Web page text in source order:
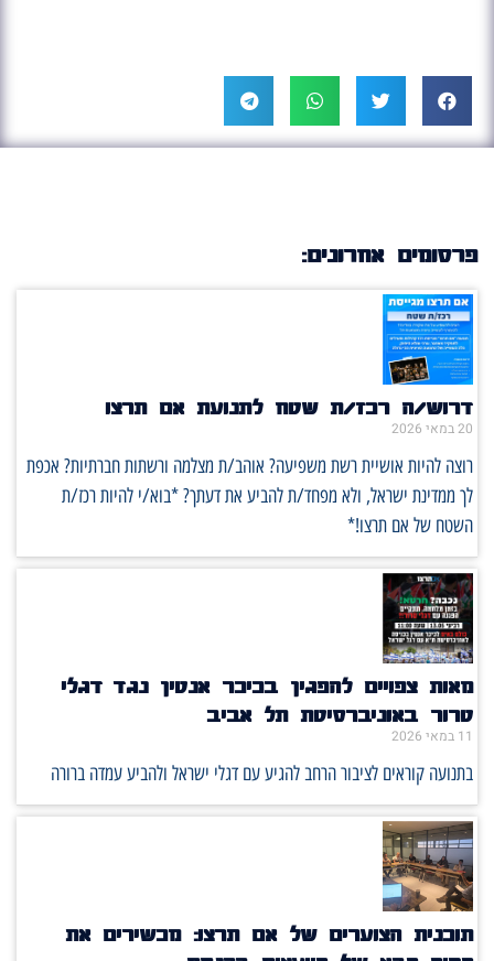
פרסומים אחרונים:
דרוש/ה רכז/ת שטח לתנועת אם תרצו
20 במאי 2026
רוצה להיות אושיית רשת משפיעה? אוהב/ת מצלמה ורשתות חברתיות? אכפת
לך ממדינת ישראל, ולא מפחד/ת להביע את דעתך? *בוא/י להיות רכז/ת
השטח של אם תרצו!*
מאות צפויים להפגין בכיכר אנטין נגד דגלי
טרור באוניברסיטת תל אביב
11 במאי 2026
בתנועה קוראים לציבור הרחב להגיע עם דגלי ישראל ולהביע עמדה ברורה
תוכנית הצוערים של אם תרצו: מכשירים את